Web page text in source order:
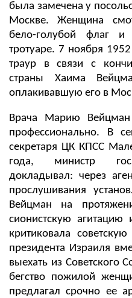
была замечена у
Москве. Женщина
бело-голубой флаг
тротуаре. 7 ноября
траур в связи с
страны Хаима
оплакивавшую его в
Врача Марию Вейцман
профессионально. В
секретаря ЦК КПСС
года, министр
докладывал: через
прослушивания
Вейцман на
сионистскую
критиковала советскую
президента Израиля
выехать из Советского
бегство пожилой
предлагал срочно ее